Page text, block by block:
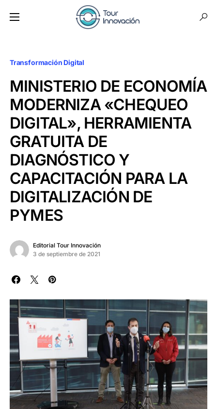
Transformación Digital
MINISTERIO DE ECONOMÍA
MODERNIZA «CHEQUEO
DIGITAL», HERRAMIENTA
GRATUITA DE
DIAGNÓSTICO Y
CAPACITACIÓN PARA LA
DIGITALIZACIÓN DE
PYMES
Editorial Tour Innovación
3 de septiembre de 2021